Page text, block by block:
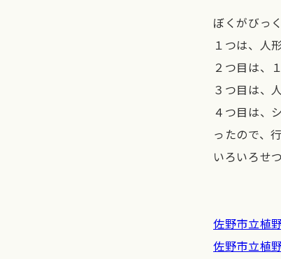
ぼくがびっ
１つは、人
２つ目は、
３つ目は、
４つ目は、
ったので、
いろいろせ
佐野市立植
佐野市立植